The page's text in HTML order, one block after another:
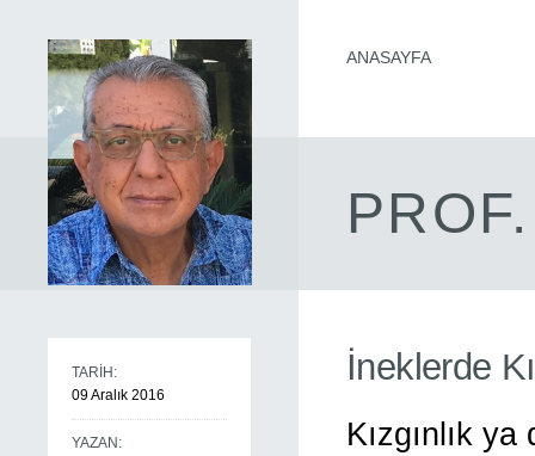
ANASAYFA
TARİH:
09 Aralık 2016
YAZAN:
İneklerde
Kızgınlık